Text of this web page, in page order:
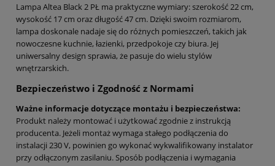
Lampa Altea Black 2 PŁ ma praktyczne wymiary: szerokość 22 cm,
wysokość 17 cm oraz długość 47 cm. Dzięki swoim rozmiarom,
lampa doskonale nadaje się do różnych pomieszczeń, takich jak
nowoczesne kuchnie, łazienki, przedpokoje czy biura. Jej
uniwersalny design sprawia, że pasuje do wielu stylów
wnętrzarskich.
Bezpieczeństwo i Zgodność z Normami
Ważne informacje dotyczące montażu i bezpieczeństwa:
Produkt należy montować i użytkować zgodnie z instrukcją
producenta. Jeżeli montaż wymaga stałego podłączenia do
instalacji 230 V, powinien go wykonać wykwalifikowany instalator
przy odłączonym zasilaniu. Sposób podłączenia i wymagania